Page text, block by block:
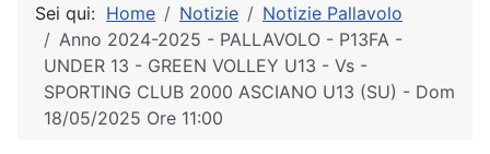
Sei qui: Home Notizie
Notizie Pallavolo
Anno 2024-2025 - PALLAVOLO - P13FA -
UNDER 13 - GREEN VOLLEY U13 - Vs -
SPORTING CLUB 2000 ASCIANO U13 (SU) - Dom
18/05/2025 Ore 11:00